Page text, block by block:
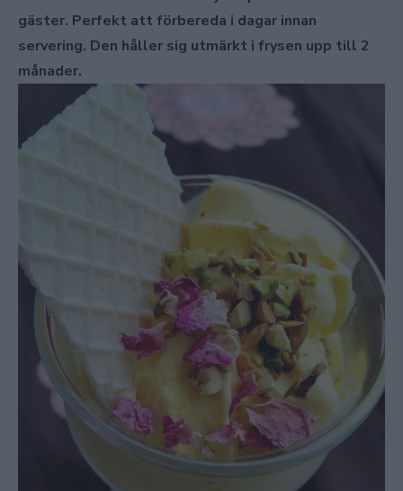
gäster. Perfekt att förbereda i dagar innan
servering. Den håller sig utmärkt i frysen upp till 2
månader.